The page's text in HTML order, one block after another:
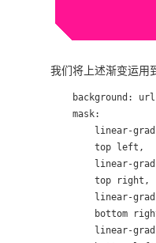
我们将上述渐变运用
background:
    mask:
linear-
        top left,
linear-
        top right,
linear-
bottom
linear-